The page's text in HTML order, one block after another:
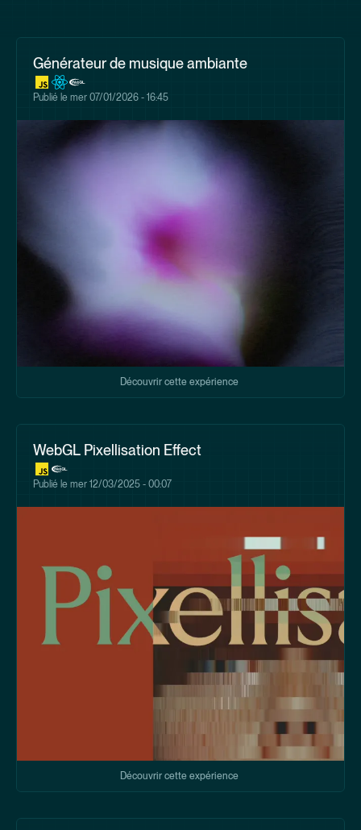
Générateur de musique ambiante
Publié le mer 07/01/2026 - 16:45
Découvrir cette expérience
WebGL Pixellisation Effect
Publié le mer 12/03/2025 - 00:07
Découvrir cette expérience